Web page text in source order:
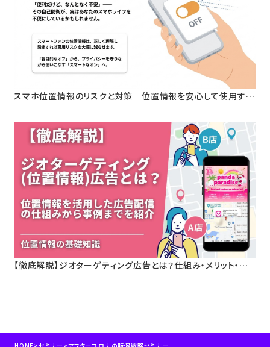
スマホ位置情報のリスクと対策｜位置情報を安心して使用する
【徹底解説】ジオターゲティング広告とは？仕組み・メリット・活